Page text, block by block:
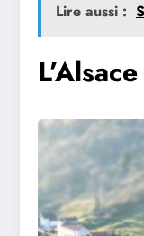
Lire aussi :